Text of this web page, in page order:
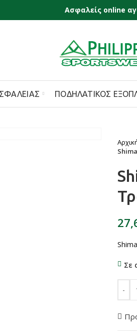
Ασφαλείς online
ΠΟΔΗΛΑΤΙΚΌΣ
Σε